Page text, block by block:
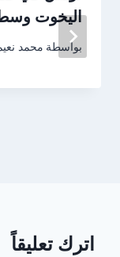
اليخوت وسط
بواسطة محمد
اترك تعليقاً